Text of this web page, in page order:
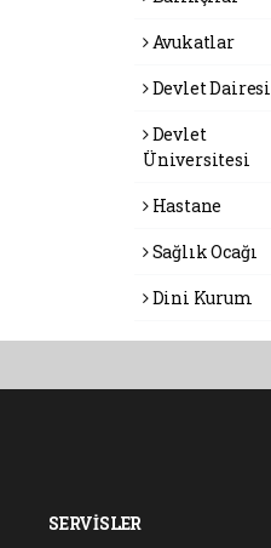
Avukatlar
Devlet Dairesi
Devlet
Üniversitesi
Hastane
Sağlık Ocağı
Dini Kurum
SERVİSLER